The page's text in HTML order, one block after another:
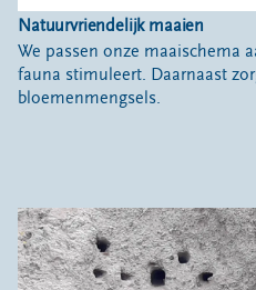
Natuurvriendelijk maaien
We passen onze maaischema
fauna stimuleert. Daarnaast
bloemenmengsels.